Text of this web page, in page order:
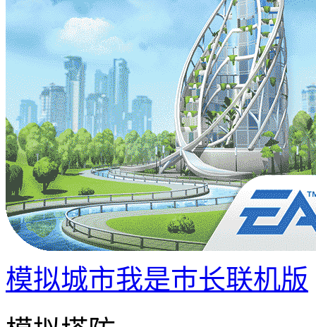
模拟城市我是巿长联机版